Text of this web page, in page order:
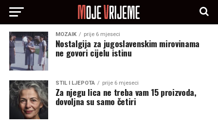
MOZAIK prije 6 mjeseci
Nostalgija za jugoslavenskim mirovinama
ne govori cijelu istinu
STIL I LJEPOTA prije 6 mjeseci
Za njegu lica ne treba vam 15 proizvoda,
dovoljna su samo četiri